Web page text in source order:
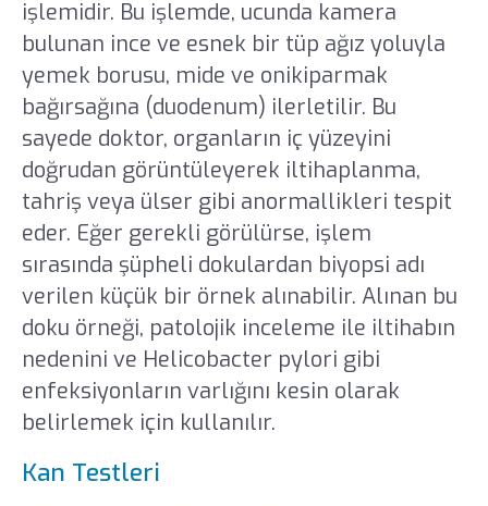
işlemidir. Bu işlemde, ucunda kamera
bulunan ince ve esnek bir tüp ağız yoluyla
yemek borusu, mide ve onikiparmak
bağırsağına (duodenum) ilerletilir. Bu
sayede doktor, organların iç yüzeyini
doğrudan görüntüleyerek iltihaplanma,
tahriş veya ülser gibi anormallikleri tespit
eder. Eğer gerekli görülürse, işlem
sırasında şüpheli dokulardan biyopsi adı
verilen küçük bir örnek alınabilir. Alınan bu
doku örneği, patolojik inceleme ile iltihabın
nedenini ve Helicobacter pylori gibi
enfeksiyonların varlığını kesin olarak
belirlemek için kullanılır.
Kan Testleri